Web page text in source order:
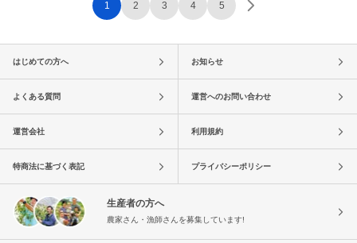
1 2 3 4 5
はじめての方へ お知らせ
よくある質問 運営へのお問い合わせ
運営会社 利用規約
特商法に基づく表記 プライバシーポリシー
生産者の方へ
農家さん・漁師さんを募集しています!